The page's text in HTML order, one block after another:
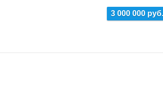
3 000 000 руб.